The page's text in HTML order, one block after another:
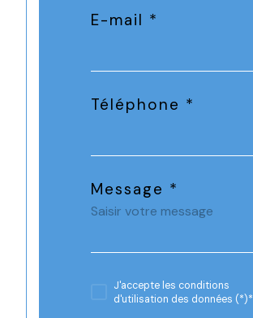
E-mail *
Téléphone *
Message *
J'accepte les conditions
d'utilisation des données (*)*